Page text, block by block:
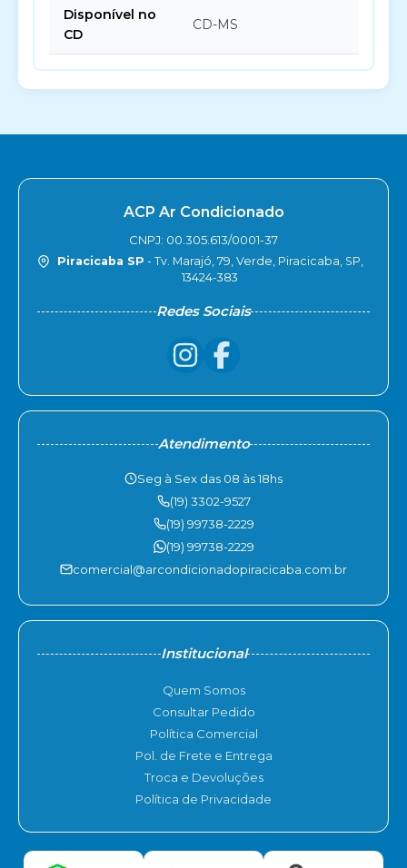
Disponível no
CD
CD-MS
ACP Ar Condicionado
CNPJ: 00.305.613/0001-37
Piracicaba SP - Tv. Marajó, 79, Verde, Piracicaba, SP,
13424-383
Redes Sociais
Atendimento
Seg à Sex das 08 às 18hs
(19) 3302-9527
(19) 99738-2229
(19) 99738-2229
comercial@arcondicionadopiracicaba.com.br
Institucional
Quem Somos
Consultar Pedido
Política Comercial
Pol. de Frete e Entrega
Troca e Devoluções
Política de Privacidade